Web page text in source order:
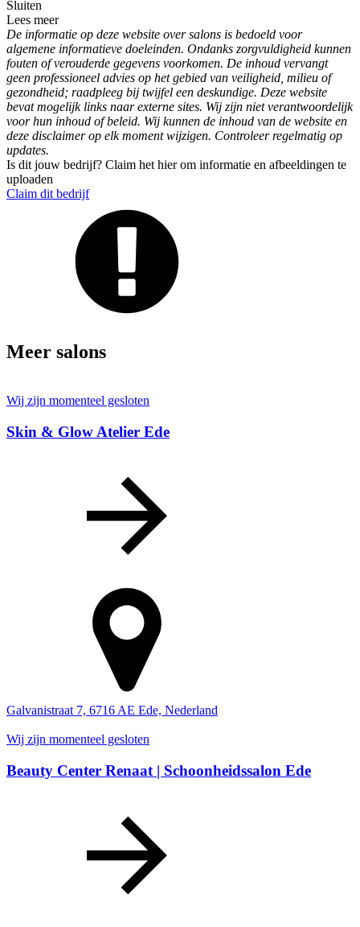
Sluiten
Lees meer
De informatie op deze website over salons is bedoeld voor
algemene informatieve doeleinden. Ondanks zorgvuldigheid kunnen
fouten of verouderde gegevens voorkomen. De inhoud vervangt
geen professioneel advies op het gebied van veiligheid, milieu of
gezondheid; raadpleeg bij twijfel een deskundige. Deze website
bevat mogelijk links naar externe sites. Wij zijn niet verantwoordelijk
voor hun inhoud of beleid. Wij kunnen de inhoud van de website en
deze disclaimer op elk moment wijzigen. Controleer regelmatig op
updates.
Is dit jouw bedrijf? Claim het hier om informatie en afbeeldingen te
uploaden
Claim dit bedrijf
Meer salons
Wij zijn momenteel gesloten
Skin & Glow Atelier Ede
Galvanistraat 7, 6716 AE Ede, Nederland
Wij zijn momenteel gesloten
Beauty Center Renaat | Schoonheidssalon Ede